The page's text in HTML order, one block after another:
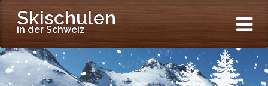
Skischulen
in der Schweiz